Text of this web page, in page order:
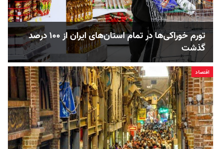
تورم خوراکی‌ها در تمام استان‌های ایران از ۱۰۰ درصد
گذشت
اقتصاد